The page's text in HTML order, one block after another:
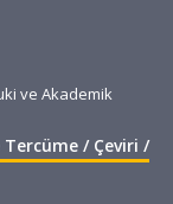
ve Akademik
Tercüme / Çeviri /